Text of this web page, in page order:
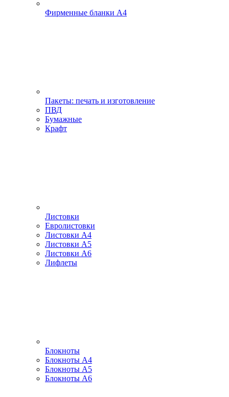
Фирменные бланки А4
Пакеты: печать и изготовление
ПВД
Бумажные
Крафт
Листовки
Евролистовки
Листовки А4
Листовки А5
Листовки А6
Лифлеты
Блокноты
Блокноты А4
Блокноты А5
Блокноты А6